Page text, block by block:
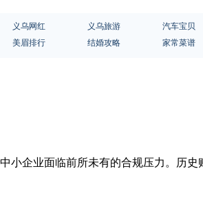
义乌网红 义乌旅游 汽车宝贝
美眉排行 结婚攻略 家常菜谱
企业面临前所未有的合规压力。历